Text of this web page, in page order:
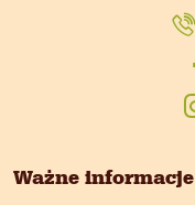
Ważne informacje